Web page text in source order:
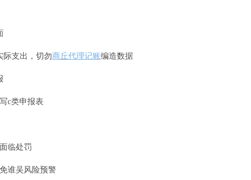
际支出，切勿商丘代理记账编造数据
c类申报表
临处罚
谁吴风险预警